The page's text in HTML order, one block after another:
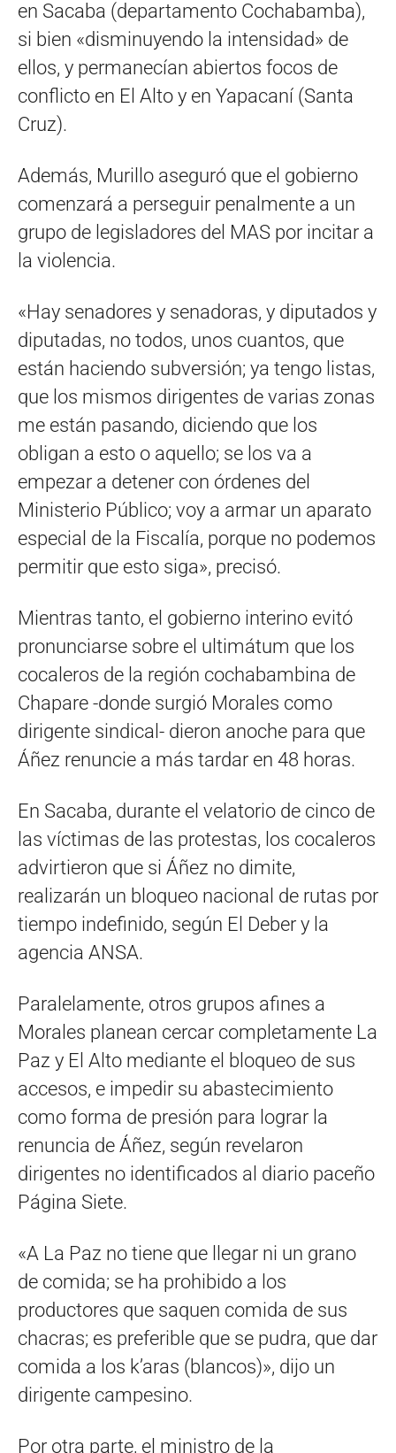
en Sacaba (departamento Cochabamba),
si bien «disminuyendo la intensidad» de
ellos, y permanecían abiertos focos de
conflicto en El Alto y en Yapacaní (Santa
Cruz).
Además, Murillo aseguró que el gobierno
comenzará a perseguir penalmente a un
grupo de legisladores del MAS por incitar a
la violencia.
«Hay senadores y senadoras, y diputados y
diputadas, no todos, unos cuantos, que
están haciendo subversión; ya tengo listas,
que los mismos dirigentes de varias zonas
me están pasando, diciendo que los
obligan a esto o aquello; se los va a
empezar a detener con órdenes del
Ministerio Público; voy a armar un aparato
especial de la Fiscalía, porque no podemos
permitir que esto siga», precisó.
Mientras tanto, el gobierno interino evitó
pronunciarse sobre el ultimátum que los
cocaleros de la región cochabambina de
Chapare -donde surgió Morales como
dirigente sindical- dieron anoche para que
Áñez renuncie a más tardar en 48 horas.
En Sacaba, durante el velatorio de cinco de
las víctimas de las protestas, los cocaleros
advirtieron que si Áñez no dimite,
realizarán un bloqueo nacional de rutas por
tiempo indefinido, según El Deber y la
agencia ANSA.
Paralelamente, otros grupos afines a
Morales planean cercar completamente La
Paz y El Alto mediante el bloqueo de sus
accesos, e impedir su abastecimiento
como forma de presión para lograr la
renuncia de Áñez, según revelaron
dirigentes no identificados al diario paceño
Página Siete.
«A La Paz no tiene que llegar ni un grano
de comida; se ha prohibido a los
productores que saquen comida de sus
chacras; es preferible que se pudra, que dar
comida a los k’aras (blancos)», dijo un
dirigente campesino.
Por otra parte, el ministro de la